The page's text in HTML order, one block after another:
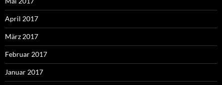
April 2017
März 2017
Februar 2017
Januar 2017